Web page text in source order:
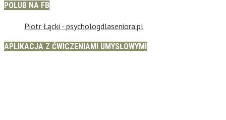
POLUB NA FB
Piotr Łącki - psychologdlaseniora.pl
APLIKACJA Z ĆWICZENIAMI UMYSŁOWYMI